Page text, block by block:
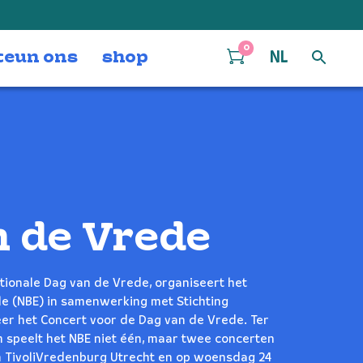
ons shop
0
NL
de Vrede
Dag van de Vrede, organiseert het
(NBE) in samenwerking met Stichting
het Concert voor de Dag van de Vrede. Ter
het NBE niet één, maar twee concerten
TivoliVredenburg Utrecht en op woensdag 24